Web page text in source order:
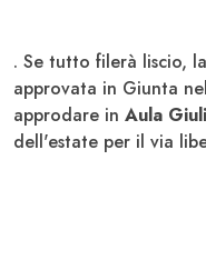
. Se tutto filerà liscio,
approvata in Giunta
approdare in Aula
dell'estate per il via